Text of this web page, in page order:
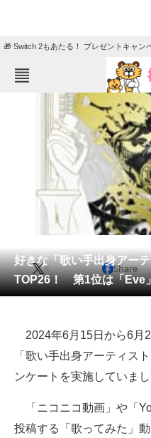
🎁 Switch 2もあたる！ プレゼントキャン
ねとらぼメニュー
会員記事
メディア
ITの今と未来を見通す
スマホと通信の最新トレンド
進化するPCとデバイスの未来
好きな「歌い手出身アー
TOP26！ 第1位は「Eve
X Share
2024年6月15日から6月
「歌い手出身アーティス
ンケートを実施していまし
「ニコニコ動画」や「
投稿する「歌ってみた」